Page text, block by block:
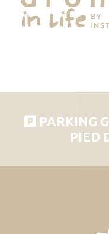
PARKING
PIED